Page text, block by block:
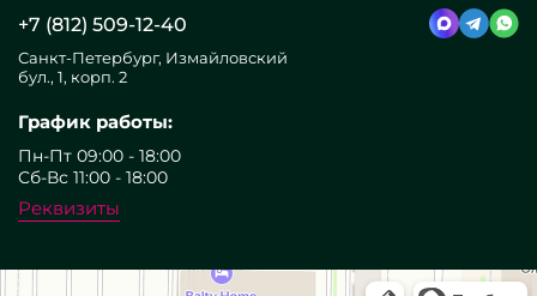
+7 (812) 509-12-40
Санкт-Петербург, Измайловский
бул., 1, корп. 2
График работы:
Пн-Пт 09:00 - 18:00
Сб-Вс 11:00 - 18:00
Реквизиты